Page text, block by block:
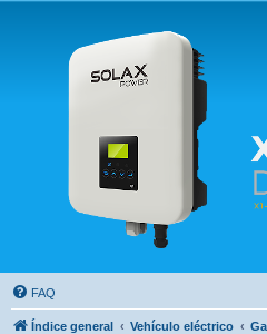
Solax FAQ
Lugar para intercambiar dudas sobre
FAQ
Índice general Vehículo eléctrico